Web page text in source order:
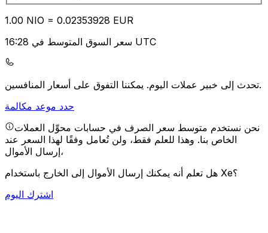
1.00 NIO = 0.02353928 EUR
سعر السوق المتوسط في 16:28 UTC
تحدث إلى خبير عملات اليوم.يمكننا التفوق على أسعار المنافسين.
حدد موعد مكالمة
نحن نستخدم متوسط سعر الصرف في حسابات محوِّل العملات
الخاص بنا. وهذا للعلم فقط، ولن تُعامل وفقًا لهذا السعر عند
إرسال الأموال،
هل تعلم أنه يمكنك إرسال الأموال إلى الخارج باستخدام Xe؟
اشترك اليوم